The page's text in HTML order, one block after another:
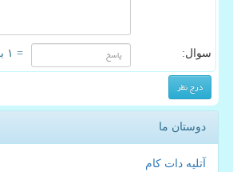
سوال: = ۱ بعلاوه ۲
دوستان ما
آتلیه دات کام